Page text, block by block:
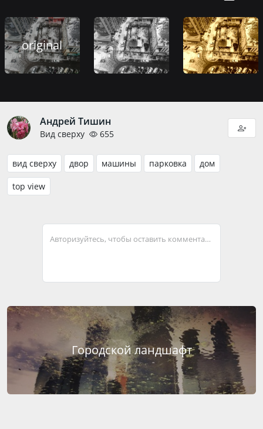
original
Андрей Тишин
Вид сверху 655
вид сверху двор машины парковка дом
top view
Авторизуйтесь, чтобы оставить комментарий
Городской ландшафт